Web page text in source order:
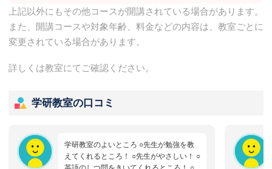
上記以外にもその他コースが開講されている場合があります。
また、開講コースや対象年齢、料金などの内容は、教室ごとに
変更されている場合があります。
詳しくは教室にてご確認ください。
学研教室の口コミ
学研教室のよいところ ○先生が勉強を教
えてくれるところ！ ○先生がやさしい！ ○